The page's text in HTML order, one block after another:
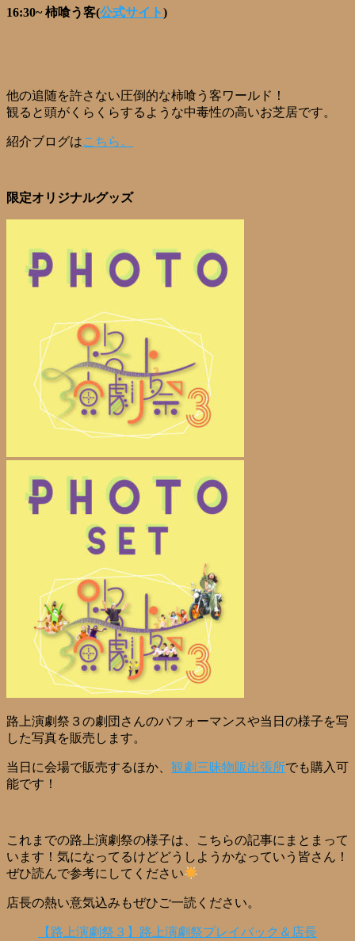
16:30~ 柿喰う客(公式サイト)
他の追随を許さない圧倒的な柿喰う客ワールド！
観ると頭がくらくらするような中毒性の高いお芝居です。
紹介ブログはこちら。
限定オリジナルグッズ
路上演劇祭３の劇団さんのパフォーマンスや当日の様子を写
した写真を販売します。
当日に会場で販売するほか、 観劇三昧物販出張所でも購入可
能です！
これまでの路上演劇祭の様子は、こちらの記事にまとまって
います！気になってるけどどうしようかなっていう皆さん！
ぜひ読んで参考にしてください
店長の熱い意気込みもぜひご一読ください。
【路上演劇祭３】路上演劇祭プレイバック＆店長